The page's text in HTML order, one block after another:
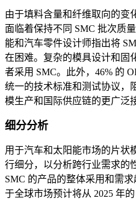
由于填料含量和纤维取向的变
面临着保持不同 SMC 批次质
能和汽车零件设计师指出将
在困难。复杂的模具设计和固
者采用 SMC。此外，46% 的
统一的技术标准和测试协议，
模生产和国际供应链的更广泛
细分分析
用于汽车和太阳能市场的片状
行细分，以分析跨行业需求的
SMC 的产品的整体采用和需
于全球市场预计将从 2025 年